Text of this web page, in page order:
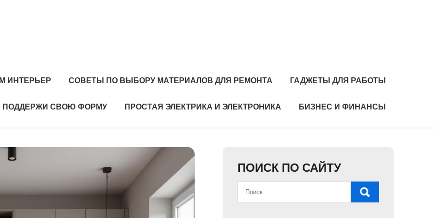
ИНТЕРЬЕР СОВЕТЫ ПО ВЫБОРУ МАТЕРИАЛОВ ДЛЯ РЕМОНТА ГАДЖЕТЫ ДЛЯ РАБОТЫ
ПОДДЕРЖИ СВОЮ ФОРМУ ПРОСТАЯ ЭЛЕКТРИКА И ЭЛЕКТРОНИКА БИЗНЕС И ФИНАНСЫ
ПОИСК ПО САЙТУ